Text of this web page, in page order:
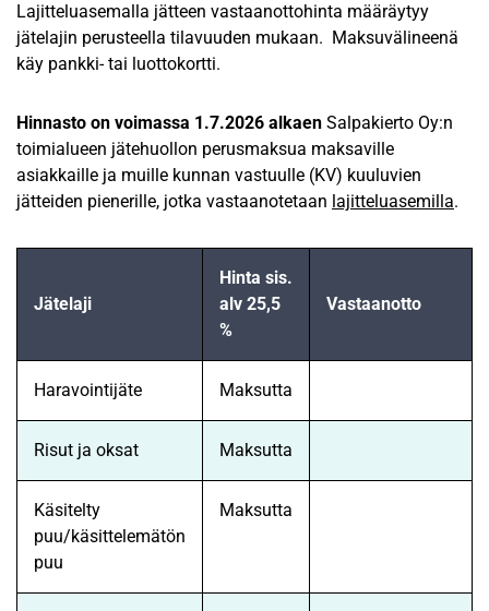
Lajitteluasemalla jätteen vastaanottohinta määräytyy
jätelajin perusteella tilavuuden mukaan. Maksuvälineenä
käy pankki- tai luottokortti.
Hinnasto on voimassa 1.7.2026 alkaen Salpakierto Oy:n
toimialueen jätehuollon perusmaksua maksaville
asiakkaille ja muille kunnan vastuulle (KV) kuuluvien
jätteiden pienerille, jotka vastaanotetaan lajitteluasemilla.
Jätelaji
Hinta sis.
alv 25,5
%
Vastaanotto
Haravointijäte Maksutta
Risut ja oksat Maksutta
Käsitelty
puu/käsittelemätön
puu
Maksutta